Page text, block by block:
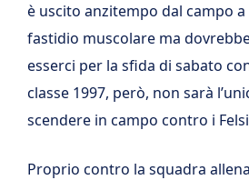
è uscito anzitempo dal campo a
fastidio muscolare ma
esserci per la sfida di sabato
classe 1997, però, non sarà
scendere in campo contro i
Proprio contro la squadra